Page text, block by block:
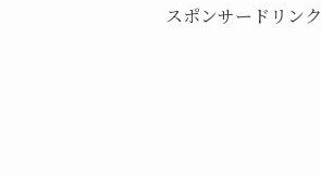
スポンサードリンク